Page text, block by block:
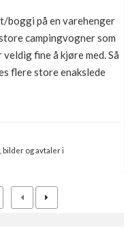
boggi på en varehenger
campingvogner som
fine å kjøre med. Så
flere store enakslede
og avtaler i